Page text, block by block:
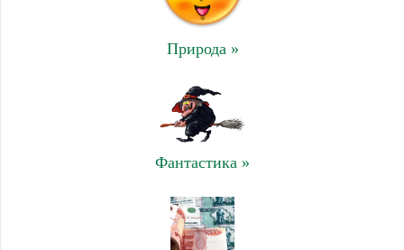
Природа »
Фантастика »